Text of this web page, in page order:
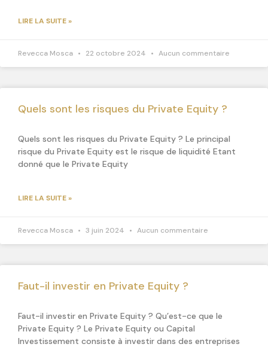
LIRE LA SUITE »
Revecca Mosca 22 octobre 2024 Aucun commentaire
Quels sont les risques du Private Equity ?
Quels sont les risques du Private Equity ? Le principal
risque du Private Equity est le risque de liquidité Etant
donné que le Private Equity
LIRE LA SUITE »
Revecca Mosca 3 juin 2024 Aucun commentaire
Faut-il investir en Private Equity ?
Faut-il investir en Private Equity ? Qu’est-ce que le
Private Equity ? Le Private Equity ou Capital
Investissement consiste à investir dans des entreprises